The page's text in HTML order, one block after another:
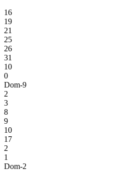
16
19
21
25
26
31
10
0
Dom-9
2
3
8
9
10
17
2
1
Dom-2